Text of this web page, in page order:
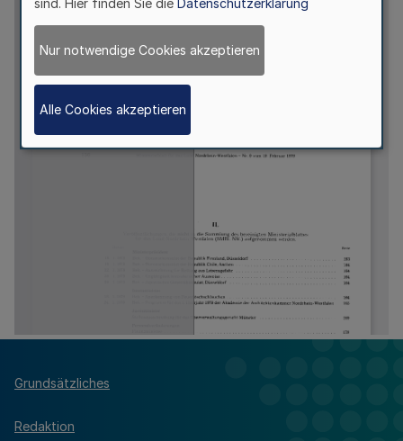
Grundsätzliches
Redaktion
Nur notwendige Cookies akzeptieren
Alle Cookies akzeptieren